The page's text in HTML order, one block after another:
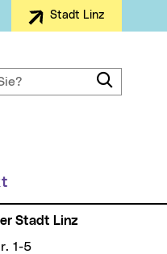
Sprachauswahl
Stadt Linz
Stadt Linz
1-5